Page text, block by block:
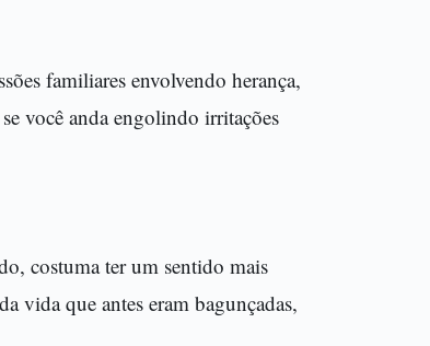
familiares envolvendo herança,
você anda engolindo irritações
costuma ter um sentido mais
vida que antes eram bagunçadas,